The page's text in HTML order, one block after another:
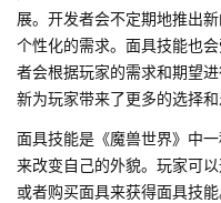
展。开发者会不定期地推出
个性化的需求。面具技能也
者会根据玩家的需求和期望
新为玩家带来了更多的选择
面具技能是《魔兽世界》中
来改变自己的外貌。玩家可
或者购买面具来获得面具技